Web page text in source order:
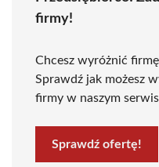
firmy!
Chcesz wyróżnić
Sprawdź jak możesz
firmy w naszym
Sprawdź ofertę!